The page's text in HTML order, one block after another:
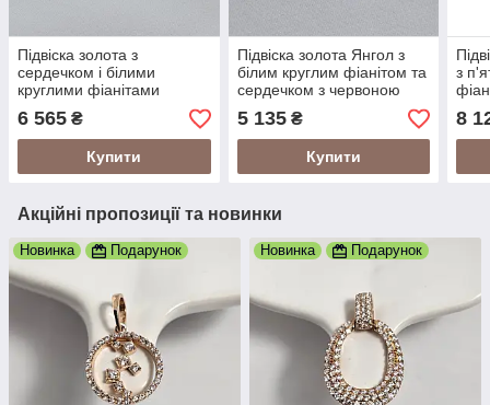
Підвіска золота з
сердечком і білими
круглими фіанітами
6 565 ₴
Купити
Підвіска золота Янгол з
білим круглим фіанітом та
сердечком з червоною
5 135₴
Купити
з
8
Акційні пропозиції та новинки
Новинка Подарунок Новинка Подарунок